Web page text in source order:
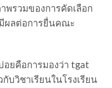
พรวมของการคัดเลือก
ผลต่อการยื่นคณะ
ยคือการมองว่า tgat
บวิชาเรียนในโรงเรียน